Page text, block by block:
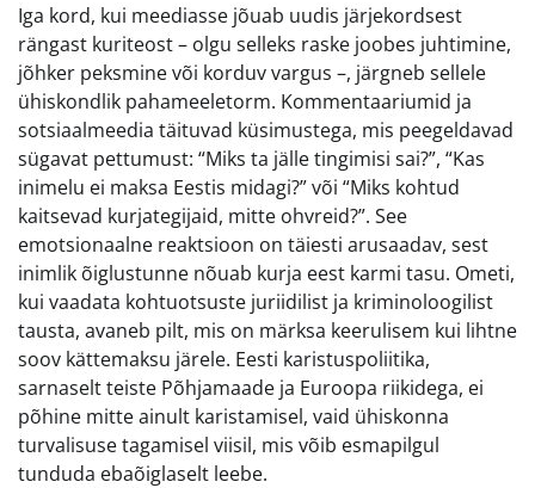
Iga kord, kui meediasse jõuab uudis järjekordsest
rängast kuriteost – olgu selleks raske joobes juhtimine,
jõhker peksmine või korduv vargus –, järgneb sellele
ühiskondlik pahameeletorm. Kommentaariumid ja
sotsiaalmeedia täituvad küsimustega, mis peegeldavad
sügavat pettumust: “Miks ta jälle tingimisi sai?”, “Kas
inimelu ei maksa Eestis midagi?” või “Miks kohtud
kaitsevad kurjategijaid, mitte ohvreid?”. See
emotsionaalne reaktsioon on täiesti arusaadav, sest
inimlik õiglustunne nõuab kurja eest karmi tasu. Ometi,
kui vaadata kohtuotsuste juriidilist ja kriminoloogilist
tausta, avaneb pilt, mis on märksa keerulisem kui lihtne
soov kättemaksu järele. Eesti karistuspoliitika,
sarnaselt teiste Põhjamaade ja Euroopa riikidega, ei
põhine mitte ainult karistamisel, vaid ühiskonna
turvalisuse tagamisel viisil, mis võib esmapilgul
tunduda ebaõiglaselt leebe.